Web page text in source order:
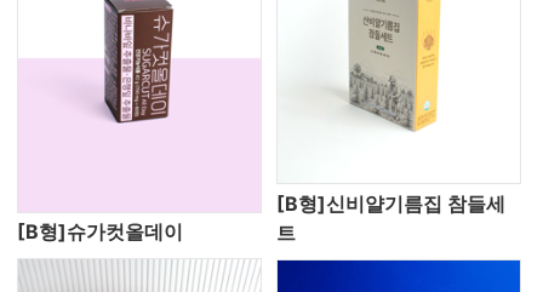
[B형]슈가컷올데이
[B형]신비얄기름집 참들세
트